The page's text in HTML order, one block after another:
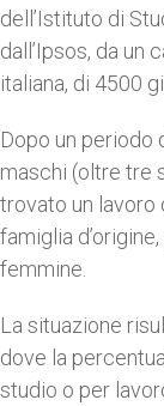
dell’Istituto di
dall’Ipsos, da un
italiana, di 4500
Dopo un periodo
maschi (oltre tre
trovato un lavoro
famiglia
femmine.
La situazione
dove la
studio o per